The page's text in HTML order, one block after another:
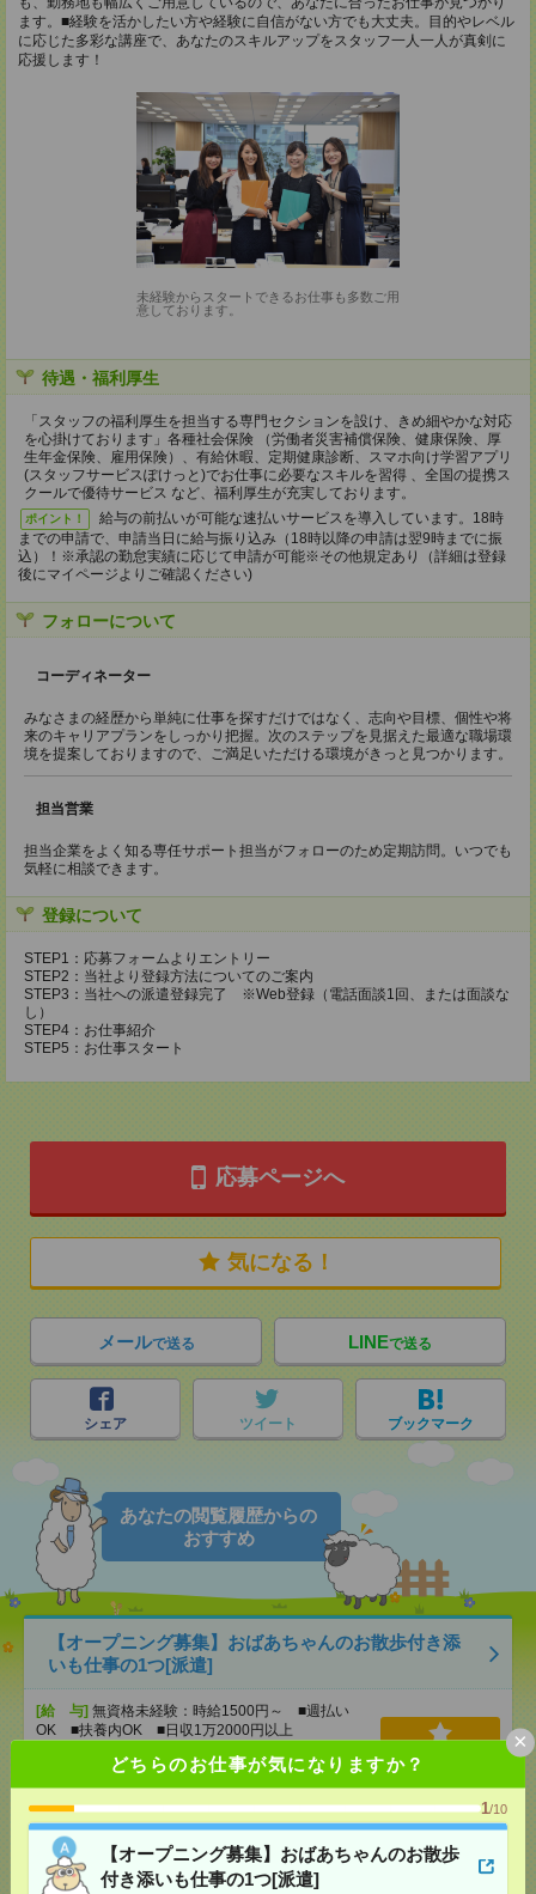
どちらのお仕事が気になりますか？
1/10
【オープニング募集】おばあちゃんのお散歩
付き添いも仕事の1つ[派遣]
×
ます。■経験を活かしたい方や経験に自信がない方でも大丈夫。目的やレベル
に応じた多彩な講座で、あなたのスキルアップをスタッフ一人一人が真剣に
応援します！
未経験からスタートできるお仕事も多数ご用
意しております。
待遇・福利厚生
「スタッフの福利厚生を担当する専門セクションを設け、きめ細やかな対応
を心掛けております」各種社会保険 （労働者災害補償保険、健康保険、厚
生年金保険、雇用保険）、有給休暇、定期健康診断、スマホ向け学習アプリ
(スタッフサービスぽけっと)でお仕事に必要なスキルを習得 、全国の提携ス
クールで優待サービス など、福利厚生が充実しております。
ポイント！
給与の前払いが可能な速払いサービスを導入しています。18時
までの申請で、申請当日に給与振り込み（18時以降の申請は翌9時までに振
込）！※承認の勤怠実績に応じて申請が可能※その他規定あり（詳細は登録
後にマイページよりご確認ください)
フォローについて
コーディネーター
みなさまの経歴から単純に仕事を探すだけではなく、志向や目標、個性や将
来のキャリアプランをしっかり把握。次のステップを見据えた最適な職場環
境を提案しておりますので、ご満足いただける環境がきっと見つかります。
担当営業
担当企業をよく知る専任サポート担当がフォローのため定期訪問。いつでも
気軽に相談できます。
登録について
STEP1：応募フォームよりエントリー
STEP2：当社より登録方法についてのご案内
STEP3：当社への派遣登録完了 ※Web登録（電話面談1回、または面談な
し）
STEP4：お仕事紹介
STEP5：お仕事スタート
応募ページへ
気になる！
メールで送る LINEで送る
シェア ツイート ブックマーク
あなたの閲覧履歴からの
おすすめ
【オープニング募集】おばあちゃんのお散歩付き添
いも仕事の1つ[派遣]
[給 与] 無資格未経験：時給1500円～ ■週払い
OK ■扶養内OK ■日収1万2000円以上
交通費全額支給
気になる！
＼PC入力できればOK／【高時給1900円！】事務サ
ポート！[派遣]